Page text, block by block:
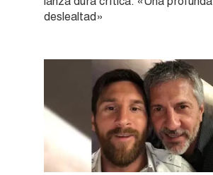
deslealtad»